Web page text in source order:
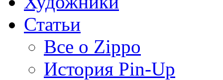
Статьи
Все о Zippo
История Pin-Up